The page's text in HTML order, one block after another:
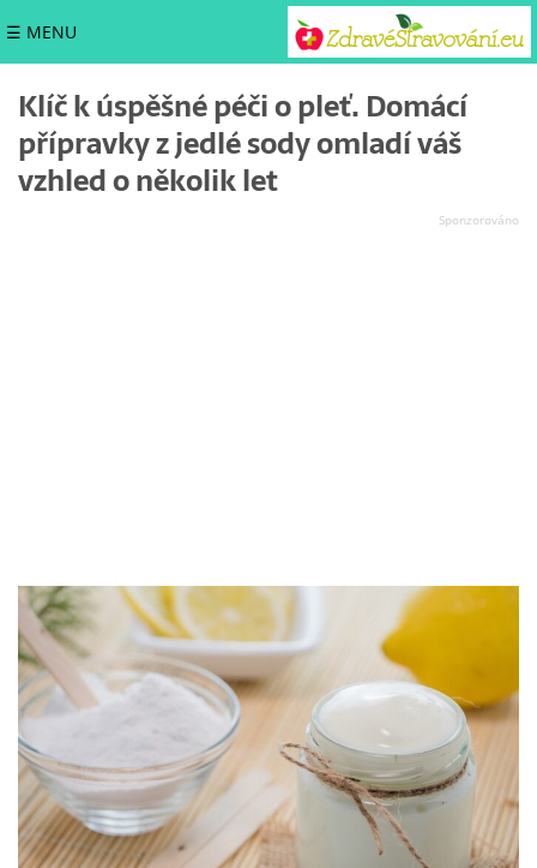
☰ MENU
Klíč k úspěšné péči o pleť. Domácí
přípravky z jedlé sody omladí váš
vzhled o několik let